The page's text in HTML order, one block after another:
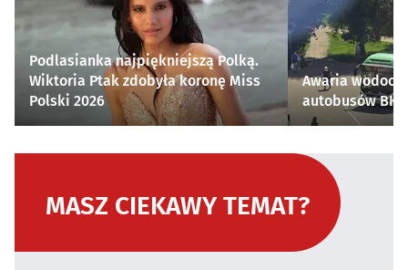
Podlasianka najpiękniejszą Polką.
Wiktoria Ptak zdobyła koronę Miss
Polski 2026
Awaria
autobusów
MASZ CIEKAWY TEMAT?